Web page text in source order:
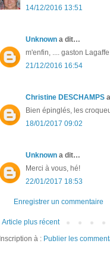
14/12/2016 13:51
Unknown a dit…
m'enfin, .... gaston
21/12/2016 16:54
Christine DESCHAMPS
Bien épinglés, les
18/01/2017 09:02
Unknown a dit…
Merci à vous, hé!
22/01/2017 18:53
Enregistrer un commentaire
Article plus récent
Inscription à : Publier les